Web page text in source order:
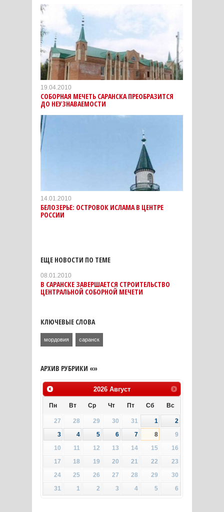
19.04.2010
СОБОРНАЯ МЕЧЕТЬ САРАНСКА ПРЕОБРАЗИТСЯ
ДО НЕУЗНАВАЕМОСТИ
14.01.2010
БЕЛОЗЕРЬЕ: ОСТРОВОК ИСЛАМА В ЦЕНТРЕ
РОССИИ
ЕЩЕ НОВОСТИ ПО ТЕМЕ
08.01.2010
В САРАНСКЕ ЗАВЕРШАЕТСЯ СТРОИТЕЛЬСТВО
ЦЕНТРАЛЬНОЙ СОБОРНОЙ МЕЧЕТИ
КЛЮЧЕВЫЕ СЛОВА
мордовия саранск
АРХИВ РУБРИКИ «»
2026 Август
Пн Вт Ср Чт Пт Сб Вс
27 28 29 30 31 1
2
3
4 5 6 7 8
9
10
11 12 13 14 15
16
17
18 19 20 21 22
23
24
25 26 27 28 29
30
31
1 2 3 4 5 6